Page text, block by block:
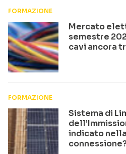
FORMAZIONE
Mercato
semestre
cavi ancora
FORMAZIONE
Sistema di
indicato